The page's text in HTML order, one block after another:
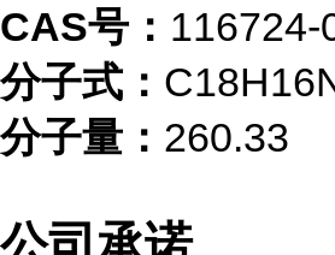
CAS号： 116724-
分子式：
分子量： 260.33
公司承诺